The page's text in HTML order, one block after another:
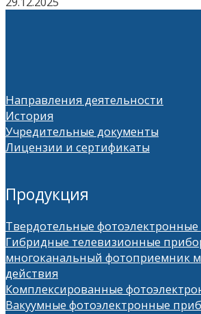
Направления деятельности
История
Учредительные документы
Лицензии и сертификаты
Продукция
Твердотельные
Гибридные телевизионные
многоканальный фотоприемник
действия
Комплексированные
Вакуумные фотоэлектронные